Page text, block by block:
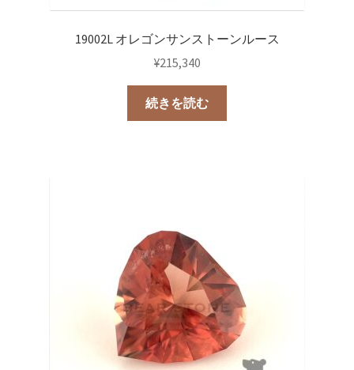
19002L オレゴンサンストーンルース
¥215,340
続きを読む